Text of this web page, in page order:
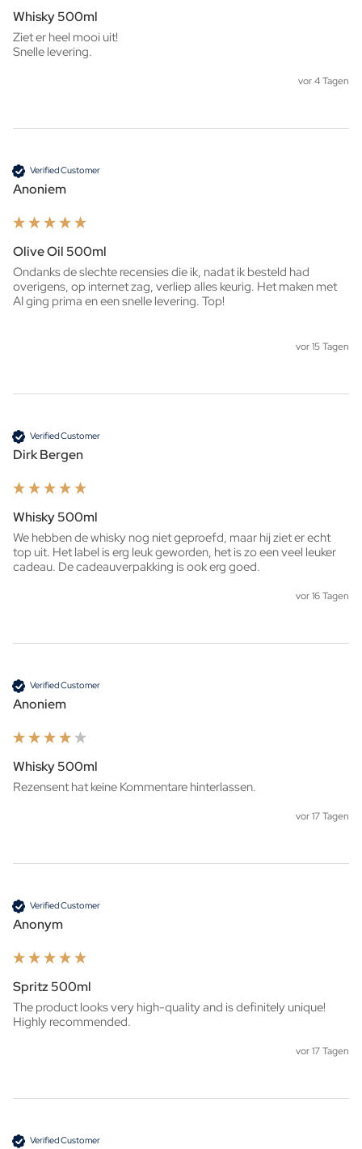
Whisky 500ml
Ziet er heel mooi uit!
Snelle levering.
vor 4 Tagen
Verified Customer
Anoniem
Olive Oil 500ml
Ondanks de slechte recensies die ik, nadat ik besteld had
overigens, op internet zag, verliep alles keurig. Het maken met
AI ging prima en een snelle levering. Top!
vor 15 Tagen
Verified Customer
Dirk Bergen
Whisky 500ml
We hebben de whisky nog niet geproefd, maar hij ziet er echt
top uit. Het label is erg leuk geworden, het is zo een veel leuker
cadeau. De cadeauverpakking is ook erg goed.
vor 16 Tagen
Verified Customer
Anoniem
Whisky 500ml
Rezensent hat keine Kommentare hinterlassen.
vor 17 Tagen
Verified Customer
Anonym
Spritz 500ml
The product looks very high-quality and is definitely unique!
Highly recommended.
vor 17 Tagen
Verified Customer